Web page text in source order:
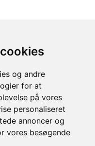
og andre
for at
på vores
personaliseret
annoncer og
vores besøgende